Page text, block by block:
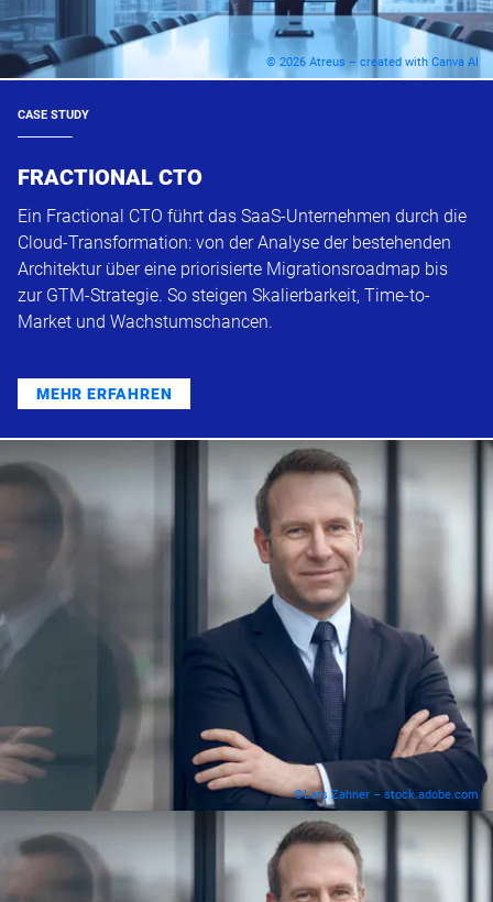
© 2026 Atreus – created with Canva AI
CASE STUDY
FRACTIONAL CTO
Ein Fractional CTO führt das SaaS-Unternehmen durch die
Cloud-Transformation: von der Analyse der bestehenden
Architektur über eine priorisierte Migrationsroadmap bis
zur GTM-Strategie. So steigen Skalierbarkeit, Time-to-
Market und Wachstumschancen.
MEHR ERFAHREN
©Lars Zahner – stock.adobe.com